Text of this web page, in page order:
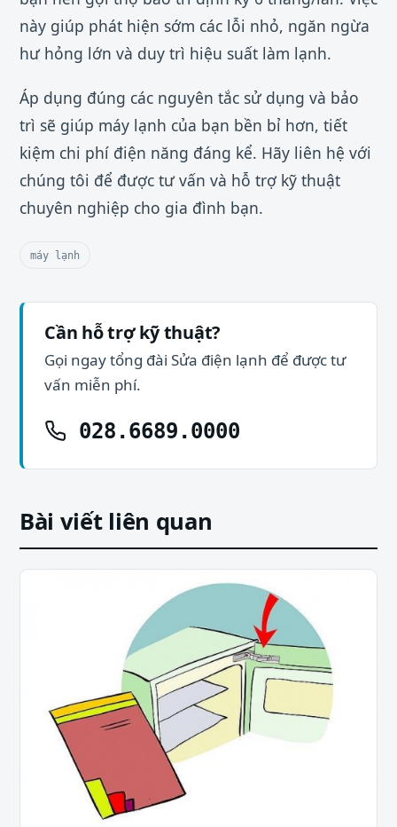
này giúp phát hiện sớm các lỗi nhỏ, ngăn ngừa
hư hỏng lớn và duy trì hiệu suất làm lạnh.
Áp dụng đúng các nguyên tắc sử dụng và bảo
trì sẽ giúp máy lạnh của bạn bền bỉ hơn, tiết
kiệm chi phí điện năng đáng kể. Hãy liên hệ với
chúng tôi để được tư vấn và hỗ trợ kỹ thuật
chuyên nghiệp cho gia đình bạn.
máy lạnh
Cần hỗ trợ kỹ thuật?
Gọi ngay tổng đài Sửa điện lạnh để được tư
vấn miễn phí.
028.6689.0000
Bài viết liên quan